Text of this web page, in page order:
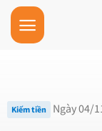
Skip
content
Kiếm tiền Ngày 04/